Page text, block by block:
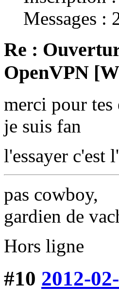
Messages :
Re :
OpenVPN
merci pour tes
je suis fan
l'essayer c'est
pas cowboy,
gardien de
Hors ligne
#10 2012-